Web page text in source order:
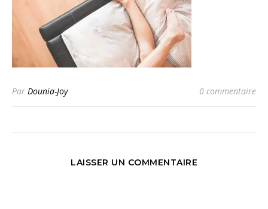
Par Dounia-Joy 0 commentaire
LAISSER UN COMMENTAIRE